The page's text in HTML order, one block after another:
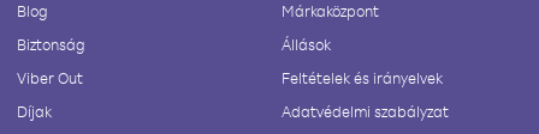
Blog
Biztonság
Viber Out
Díjak
Márkaközpont
Állások
Feltételek és irányelvek
Adatvédelmi szabályzat